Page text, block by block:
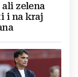
zelena
i na kraj